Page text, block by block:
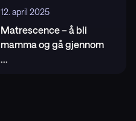
12. april 2025
Matrescence – å bli
mamma og gå gjennom